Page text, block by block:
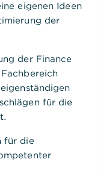
eigenen Ideen
der
der Finance
für die
für die